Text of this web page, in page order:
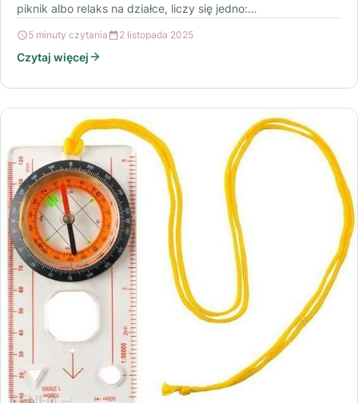
piknik albo relaks na działce, liczy się jedno:…
5 minuty czytania 2 listopada 2025
Czytaj więcej